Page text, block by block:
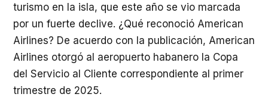
turismo en la isla, que este año se vio marcada
por un fuerte declive. ¿Qué reconoció American
Airlines? De acuerdo con la publicación, American
Airlines otorgó al aeropuerto habanero la Copa
del Servicio al Cliente correspondiente al primer
trimestre de 2025.